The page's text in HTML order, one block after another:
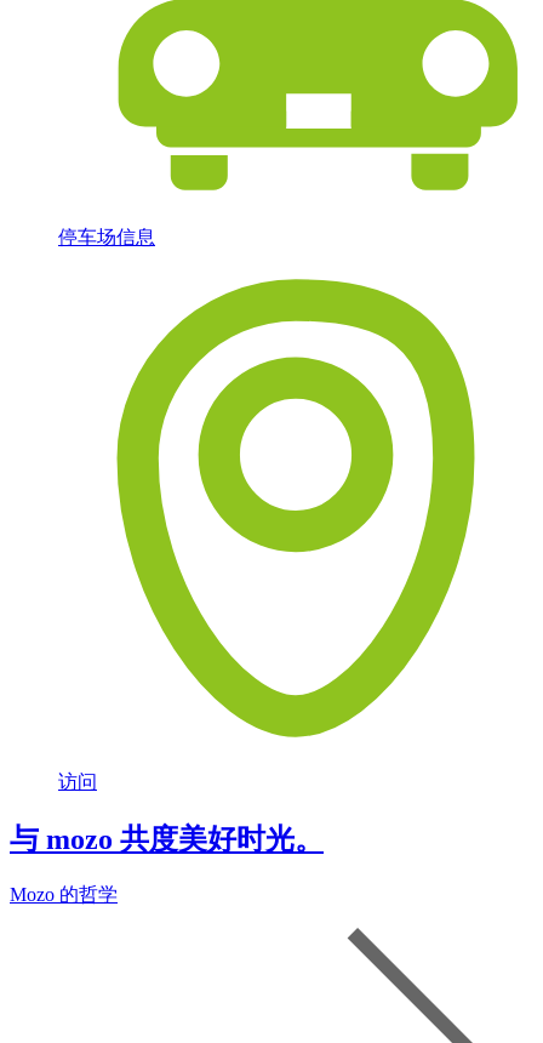
停车场信息
访问
与 mozo 共度美好时光。
Mozo 的哲学